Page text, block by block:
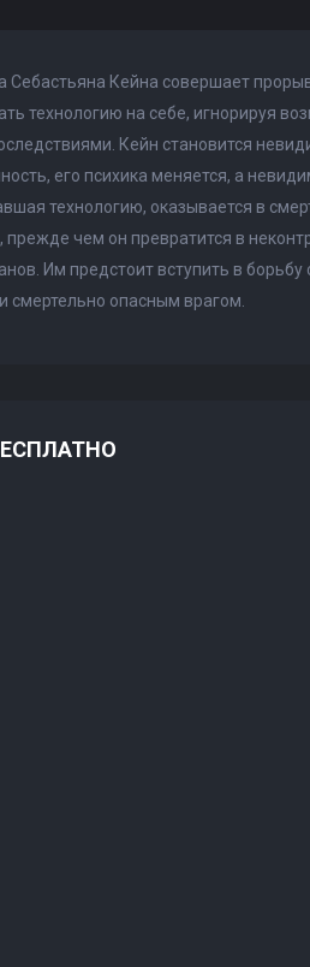
Кейна совершает
технологию на себе, игнорируя
Кейн становится
его психика меняется, а
технологию, оказывается в
чем он превратится в
Им предстоит вступить в
смертельно опасным врагом.